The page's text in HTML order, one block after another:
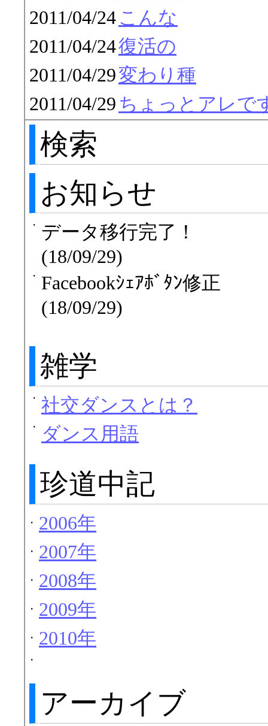
2011/04/24 こんな
2011/04/24復活の
2011/04/29変わり種
2011/04/29 ちょっとアレで
検索
お知らせ
・
データ移行完了！
(18/09/29)
・
Facebookｼｪｱﾎﾞﾀﾝ修正
(18/09/29)
雑学
・ 社交ダンスとは？
・ ダンス用語
珍道中記
・ 2006年
・ 2007年
・ 2008年
・ 2009年
・ 2010年
・
アーカイブ